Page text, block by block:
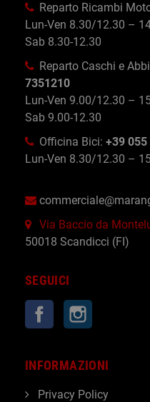
Reparto Ricambi
Lun-Ven 8.30/12.30 –
Sab 8.30-12.30
Reparto Caschi e
7351210
Lun-Ven 9.00/12.30 –
Sab 9.00-12.30
Officina Bici: +39
Lun-Ven 8.30/12.30 –
Via Baccio da
50018 Scandicci (FI)
SEGUICI
Facebook
INFORMAZIONI
Privacy Policy